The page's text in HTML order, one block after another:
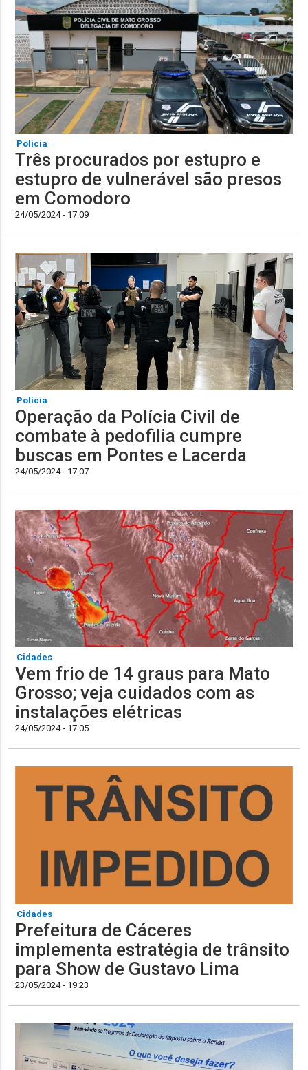
Polícia
Três procurados por estupro e
estupro de vulnerável são presos
em Comodoro
24/05/2024 - 17:09
Polícia
Operação da Polícia Civil de
combate à pedofilia cumpre
buscas em Pontes e Lacerda
24/05/2024 - 17:07
Cidades
Vem frio de 14 graus para Mato
Grosso; veja cuidados com as
instalações elétricas
24/05/2024 - 17:05
Cidades
Prefeitura de Cáceres
implementa estratégia de trânsito
para Show de Gustavo Lima
23/05/2024 - 19:23